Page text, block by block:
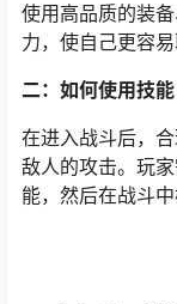
使用高品质的装
力，使自己更容易
二：如何使用技能
在进入战斗后，
敌人的攻击。玩
能，然后在战斗